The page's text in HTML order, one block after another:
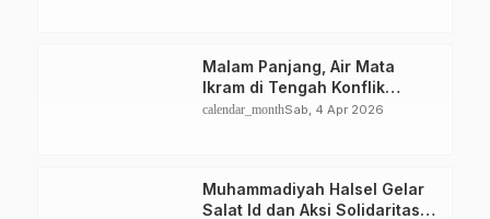
Malam Panjang, Air Mata
Ikram di Tengah Konflik
Halteng
calendar_monthSab, 4 Apr 2026
Muhammadiyah Halsel Gelar
Salat Id dan Aksi Solidaritas